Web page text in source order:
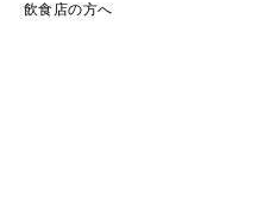
飲食店の方へ